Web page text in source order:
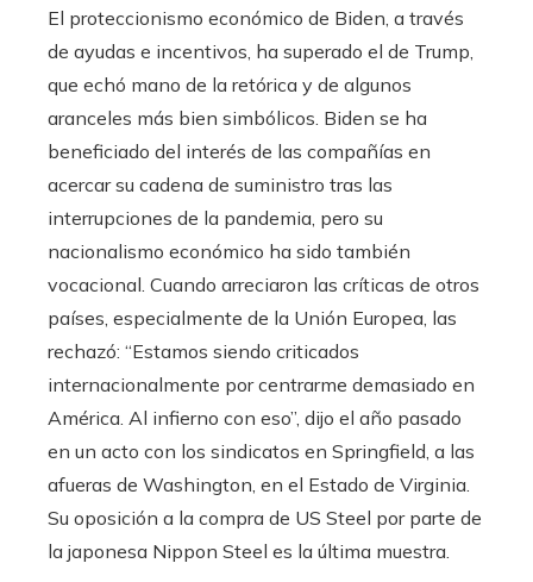
El proteccionismo económico de Biden, a través
de ayudas e incentivos, ha superado el de Trump,
que echó mano de la retórica y de algunos
aranceles más bien simbólicos. Biden se ha
beneficiado del interés de las compañías en
acercar su cadena de suministro tras las
interrupciones de la pandemia, pero su
nacionalismo económico ha sido también
vocacional. Cuando arreciaron las críticas de otros
países, especialmente de la Unión Europea, las
rechazó: “Estamos siendo criticados
internacionalmente por centrarme demasiado en
América. Al infierno con eso”, dijo el año pasado
en un acto con los sindicatos en Springfield, a las
afueras de Washington, en el Estado de Virginia.
Su oposición a la compra de US Steel por parte de
la japonesa Nippon Steel es la última muestra.